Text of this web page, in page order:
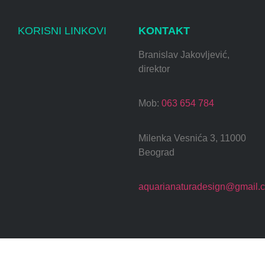
KORISNI LINKOVI KONTAKT
Branislav Jakovljević,
direktor
Mob: 063 654 784
Milenka Vesnića 3, 11000
Beograd